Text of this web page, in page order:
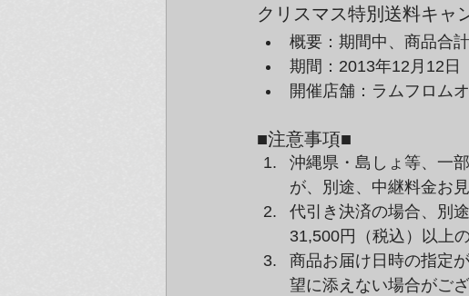
クリスマス特別送料キャ
概要：期間中、商品合
期間：2013年12月12日
開催店舗：ラムフロム
■注意事項■
沖縄県・島しょ等、一
が、別途、中継料金お
代引き決済の場合、別
31,500円（税込）以上
商品お届け日時の指定
望に添えない場合がご